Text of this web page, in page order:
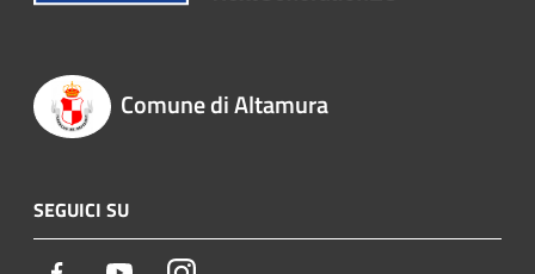
Comune di Altamura
SEGUICI SU